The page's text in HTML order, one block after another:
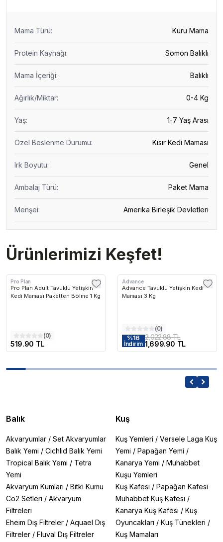
Mama Türü: Kuru Mama
Protein Kaynağı: Somon Balıklı
Mama İçeriği: Balıklı
Ağırlık/Miktar: 0-4 Kg
Yaş: 1-7 Yaş Arası
Özel Beslenme Durumu: Kısır Kedi Maması
Irk Boyutu: Genel
Ambalaj Türü: Paket Mama
Menşei: Amerika Birleşik Devletleri
Ürünlerimizi Keşfet!
Pro Plan
Pro Plan Adult Tavuklu Yetişkin
Kedi Maması Paketten Bölme 1 Kg
(0)
519.90 TL
Advance
Advance Tavuklu Yetişkin Kedi
Maması 3 Kg
(0)
%16
İndirim
2,022.88 TL
1,699.90 TL
Balık
Akvaryumlar / Set Akvaryumlar
Balık Yemi / Cichlid Balık Yemi
Tropical Balık Yemi / Tetra
Yemi
Akvaryum Kumları / Bitki Kumu
Co2 Setleri / Akvaryum
Filtreleri
Eheim Dış Filtreler / Aquael Dış
Filtreler / Fluval Dış Filtreler
Kuş
Kuş Yemleri / Versele Laga Kuş
Yemi / Papağan Yemi /
Kanarya Yemi / Muhabbet
Kuşu Yemleri
Kuş Kafesi / Papağan Kafesi
Muhabbet Kuş Kafesi /
Kanarya Kuş Kafesi / Kuş
Oyuncakları / Kuş Tünekleri /
Kuş Mamaları